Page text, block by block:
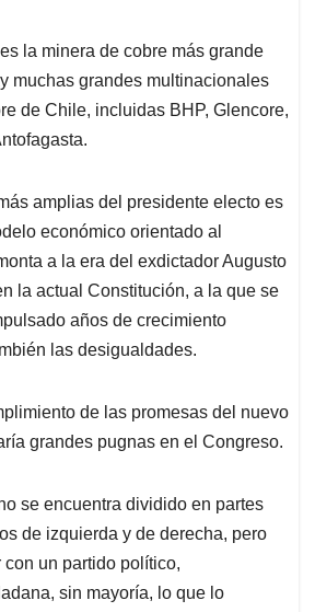
la minera de cobre más grande
muchas grandes multinacionales
de Chile, incluidas BHP, Glencore,
amplias del presidente electo es
económico orientado al
a la era del exdictador Augusto
la actual Constitución, a la que se
años de crecimiento
las desigualdades.
de las promesas del nuevo
grandes pugnas en el Congreso.
se encuentra dividido en partes
de izquierda y de derecha, pero
un partido político,
sin mayoría, lo que lo